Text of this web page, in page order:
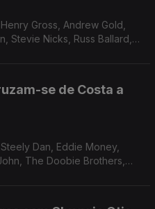
Gross, Andrew Gold,
Stevie Nicks, Russ Ballard,
se de Costa a
Dan, Eddie Money,
The Doobie Brothers,